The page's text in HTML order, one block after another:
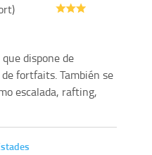
dispone de
fortfaits. También se
escalada, rafting,